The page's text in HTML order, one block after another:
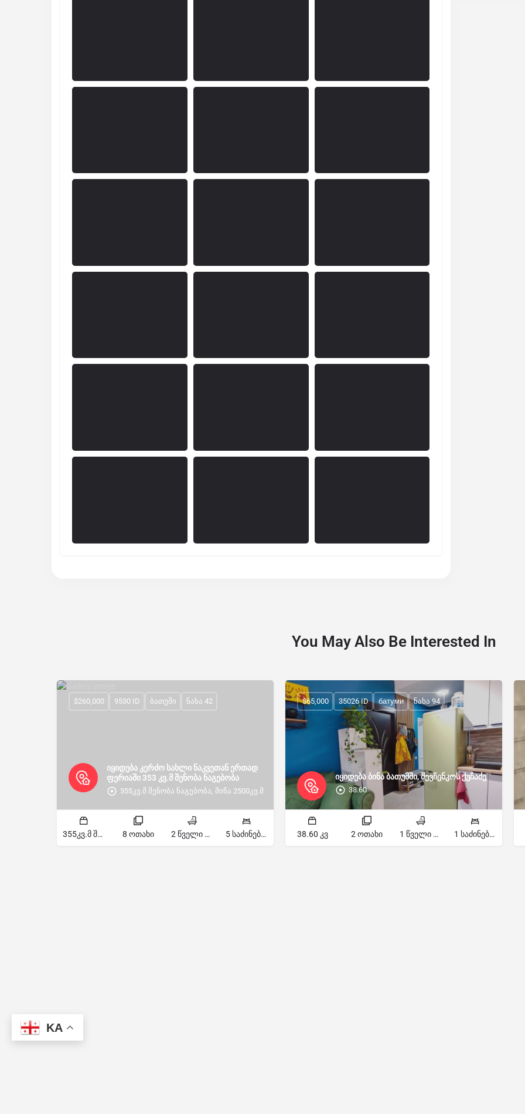
You May Also Be Interested In
იყიდება კერძო სახლი ნაკვეთან ერთად
ფერიაში 353 კვ.მ შენობა ნაგებობა
355კვ.მ შენობა ნაგებობა, მიწა 2500კვ.მ
$260,000 9530 ID ბათუმი ნახა 42
355კვ.მ შენობა ნაგებობა, მიწა 2500კვ.მ კვ 8 ოთახი 2 წველი წერტილი 5 საძინებელი
იყიდება ბინა ბათუმში, შევჩენკოს ქუჩაძე
38.60
$65,000 35026 ID батуми ნახა 94
38.60 კვ 2 ოთახი 1 წველი წერტილი 1 საძინებელი
KA